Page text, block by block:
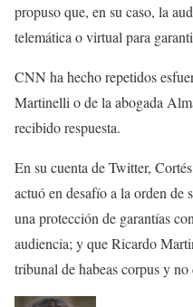
propuso que, en su caso, la
telemática o virtual para
CNN ha hecho repetidos
Martinelli o de la abogada
recibido respuesta.
En su cuenta de Twitter,
actuó en desafío a la orden de
una protección de garantías
audiencia; y que Ricardo
tribunal de habeas corpus y